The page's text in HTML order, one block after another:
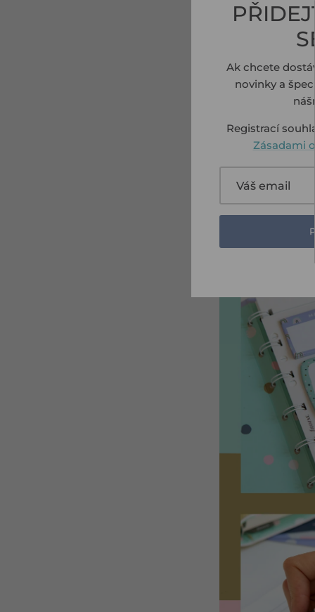
Zázrak se
Ať už pracujete
stole krásné a
od kuličkových
Ak chcete
novinky a
Registrací
Zásadami